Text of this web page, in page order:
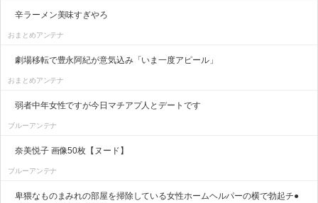
辛ラーメン美味すぎやろ
おまとめアンテナ
劇場移転で豊永阿紀が意気込み「いま一度アピール」
おまとめアンテナ
弱者中年女性ですが今日マチアプ人とデートです
ブルーアンテナ
奈美悦子 画像50枚【ヌード】
ブルーアンテナ
卑猥なものまみれの部屋を掃除している女性ホームヘルパーの横で勃起チ●